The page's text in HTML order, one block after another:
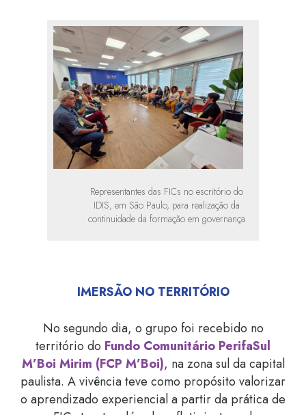
Representantes das FICs no escritório do
IDIS, em São Paulo, para realização da
continuidade da formação em governança
IMERSÃO NO TERRITÓRIO
No segundo dia, o grupo foi recebido no
território do Fundo Comunitário PerifaSul
M’Boi Mirim (FCP M’Boi), na zona sul da capital
paulista. A vivência teve como propósito valorizar
o aprendizado experiencial a partir da prática de